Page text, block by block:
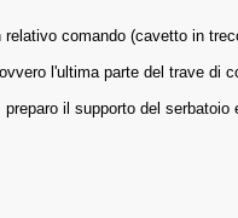
comando (cavetto in
l'ultima parte del trave
il supporto del serbatoio